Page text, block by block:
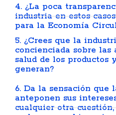
4. ¿La poca
industria en estos
para la Economía
5. ¿Crees que la
concienciada sobre las
salud de los productos
generan?
6. Da la sensación que
anteponen sus
cualquier otra cuestión,